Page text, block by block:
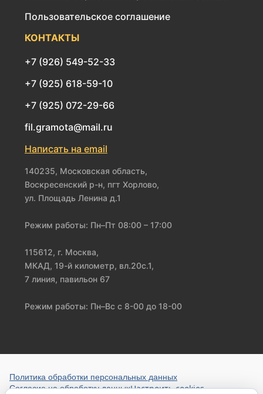
Пользовательское соглашение
КОНТАКТЫ
+7 (926) 549-52-33
+7 (925) 618-59-10
+7 (925) 072-29-66
fil.gramota@mail.ru
Написать на email
140235, Московская область,
Воскресенский р-н, пгт Хорлово,
ул. Площадь Ленина д.1
Режим работы: Пн–Пт 08:00 – 17:00
115612, г. Москва,
МКАД, 19-й километр, вл.20с.1,
7 линия, павильон 67
Режим работы: Пн–Вс с 8-00 до 18-00
Политика обработки персональных данных
Согласие на обработку данныхНастроить cookies